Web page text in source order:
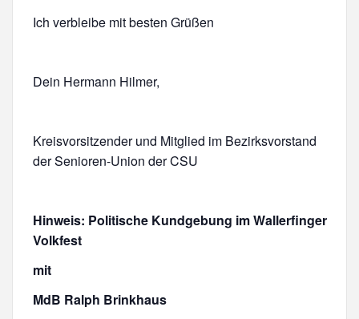
Ich verbleibe mit besten Grüßen
Dein Hermann Hilmer,
Kreisvorsitzender und Mitglied im Bezirksvorstand
der Senioren-Union der CSU
Hinweis: Politische Kundgebung im Wallerfinger
Volkfest
mit
MdB Ralph Brinkhaus